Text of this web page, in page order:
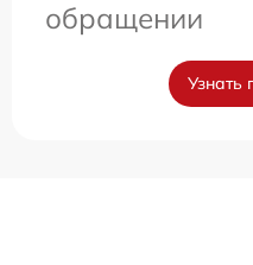
обращении
Узнать